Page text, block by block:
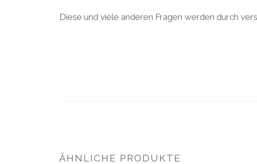
Diese und viele anderen Fragen werden durch
ÄHNLICHE PRODUKTE